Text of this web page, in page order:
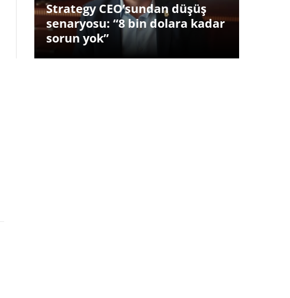
Strategy CEO’sundan düşüş
senaryosu: “8 bin dolara kadar
sorun yok”